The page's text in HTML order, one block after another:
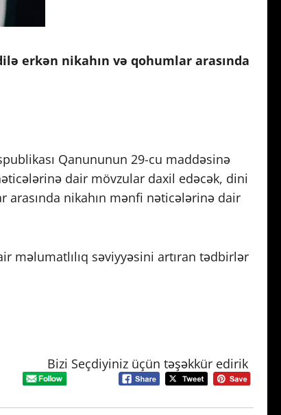
erkən nikahın və qohumlar arasında
Qanununun 29-cu maddəsinə
dair mövzular daxil edəcək, dini
nikahın mənfi nəticələrinə dair
məlumatlılıq səviyyəsini artıran tədbirlər
Bizi Seçdiyiniz üçün təşəkkür edirik